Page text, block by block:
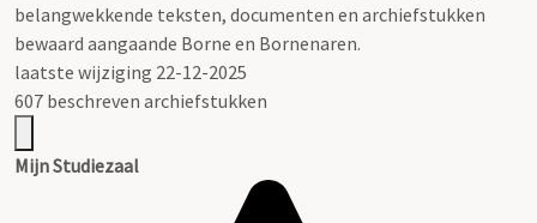
belangwekkende teksten, documenten en archiefstukken
bewaard aangaande Borne en Bornenaren.
laatste wijziging 22-12-2025
607 beschreven archiefstukken
Mijn Studiezaal